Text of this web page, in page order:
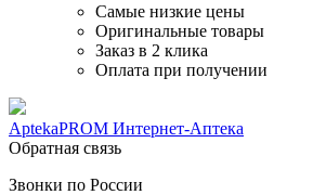
Самые низкие цены
Оригинальные товары
Заказ в 2 клика
Оплата при получении
AptekaPROM Интернет-Аптека
Обратная связь
Звонки по России